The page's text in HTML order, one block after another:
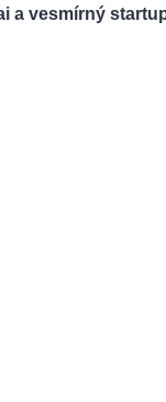
a vesmírný